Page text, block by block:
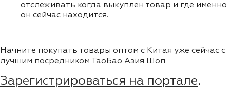
отслеживать когда выкуплен товар и где именно
он сейчас находится.
Начните покупать товары оптом с Китая уже сейчас с
лучшим посредником ТаоБао Азия Шоп
Зарегистрироваться на портале.